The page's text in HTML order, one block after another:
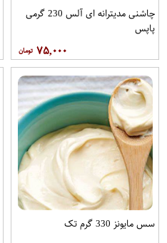
چاشنی مدیترانه ای آلس 230 گرمی
پاپس
۷۵,۰۰۰
سس مایونز 330 گرم تک